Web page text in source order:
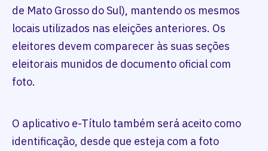
de Mato Grosso do Sul), mantendo os mesmos
locais utilizados nas eleições anteriores. Os
eleitores devem comparecer às suas seções
eleitorais munidos de documento oficial com
foto.
O aplicativo e-Título também será aceito como
identificação, desde que esteja com a foto